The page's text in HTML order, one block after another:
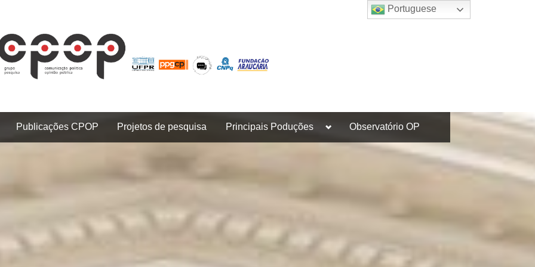
Publicações CPOP Projetos de pesquisa Principais Poduções
Toggle
menu
Observatório OP
Portuguese